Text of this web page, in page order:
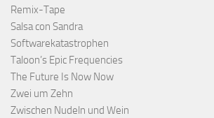
Remix-Tape
Salsa con Sandra
Softwarekatastrophen
Taloon’s Epic Frequencies
The Future Is Now Now
Zwei um Zehn
Zwischen Nudeln und Wein